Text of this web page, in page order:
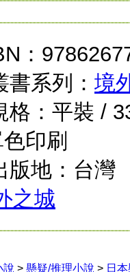
：
書系列： 境
格：平裝 /
印刷
版地：台灣
之城
說 > 懸疑/推理小說 > 日